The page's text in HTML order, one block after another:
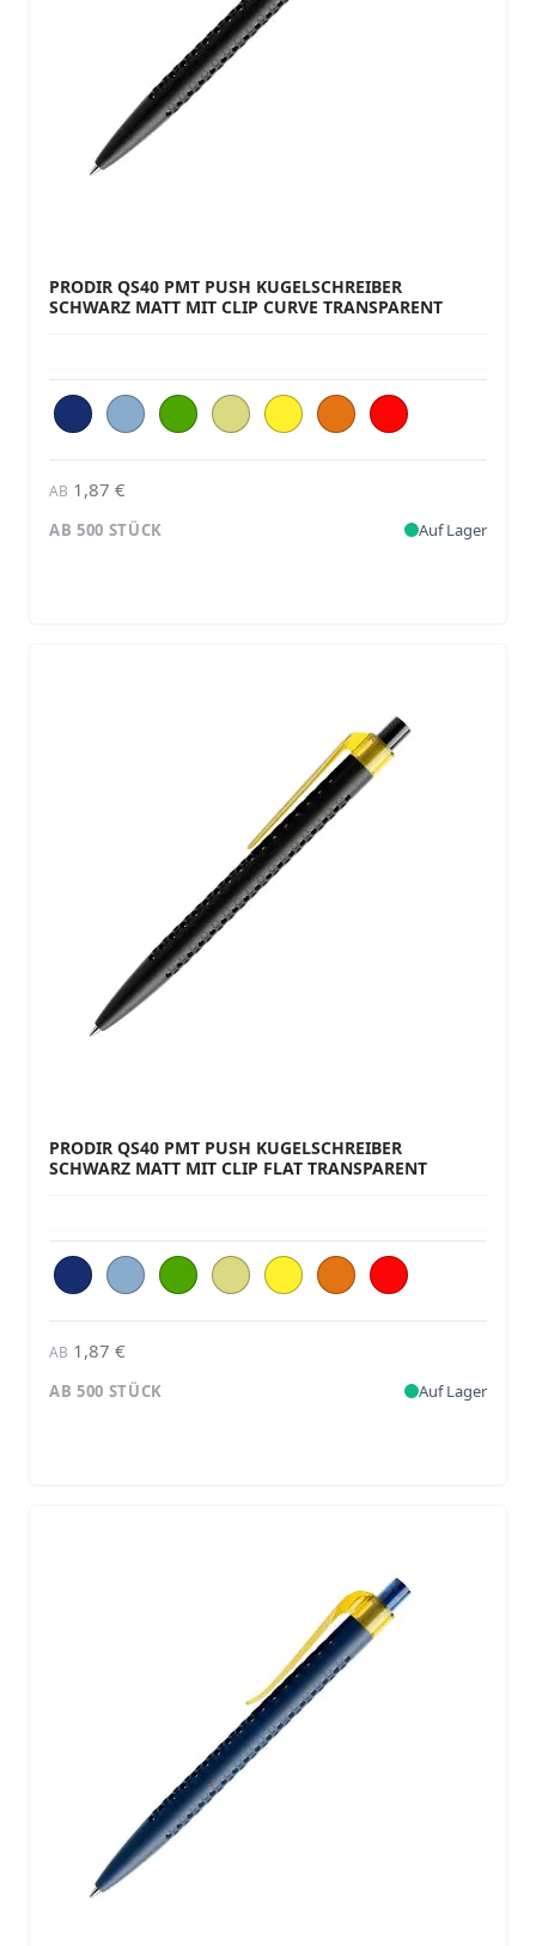
PRODIR QS40 PMT PUSH KUGELSCHREIBER
SCHWARZ MATT MIT CLIP CURVE TRANSPARENT
AB 1,87 €
AB 500 STÜCK Auf Lager
PRODIR QS40 PMT PUSH KUGELSCHREIBER
SCHWARZ MATT MIT CLIP FLAT TRANSPARENT
AB 1,87 €
AB 500 STÜCK Auf Lager